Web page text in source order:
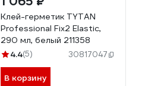
Клей-герметик TYTAN
Professional Fix2 Elastic,
290 мл, белый 211358
4.4(5) 30817047
В корзину